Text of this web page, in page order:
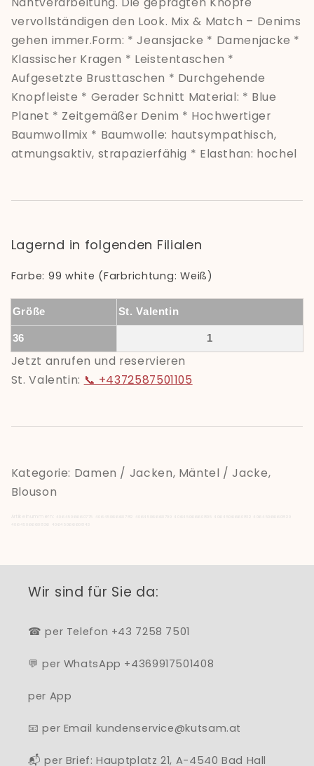
vervollständigen den Look. Mix & Match – Denims
gehen immer.Form: * Jeansjacke * Damenjacke *
Klassischer Kragen * Leistentaschen *
Aufgesetzte Brusttaschen * Durchgehende
Knopfleiste * Gerader Schnitt Material: * Blue
Planet * Zeitgemäßer Denim * Hochwertiger
Baumwollmix * Baumwolle: hautsympathisch,
atmungsaktiv, strapazierfähig * Elasthan: hochel
Lagernd in folgenden Filialen
Farbe: 99 white (Farbrichtung: Weiß)
Größe St. Valentin
36 1
Jetzt anrufen und reservieren
St. Valentin: 📞 +4372587501105
Kategorie: Damen / Jacken, Mäntel / Jacke,
Blouson
Artikelnummern:
Wir sind für Sie da:
☎ per Telefon +43 7258 7501
💬 per WhatsApp +4369917501408
per App
📧 per Email kundenservice@kutsam.at
📬 per Brief: Hauptplatz 21, A-4540 Bad Hall